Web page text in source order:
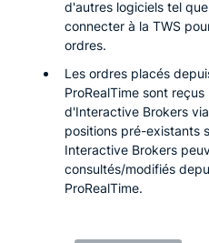
d'autres logiciels tel
connecter à la TWS
ordres.
Les ordres placés
ProRealTime sont
d'Interactive Brokers
positions pré-existants
Interactive Brokers
consultés/modifiés
ProRealTime.